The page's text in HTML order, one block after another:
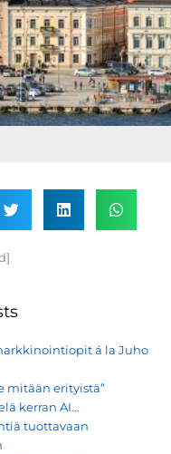
á la Juho
mitään erityistä”
kerran AI…
tuottavaan